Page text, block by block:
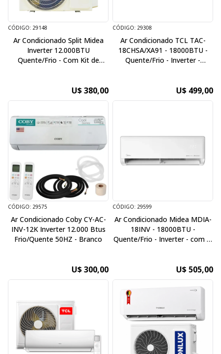
CÓDIGO: 29148
Ar Condicionado Split Midea
Inverter 12.000BTU
Quente/Frio - Com Kit de
U$ 380,00
CÓDIGO: 29308
Ar Condicionado TCL TAC-
18CHSA/XA91 - 18000BTU -
Quente/Frio - Inverter -
U$ 499,00
CÓDIGO: 29575
Ar Condicionado Coby CY-AC-
INV-12K Inverter 12.000 Btus
Frio/Quente 50HZ - Branco
U$ 300,00
CÓDIGO: 29599
Ar Condicionado Midea MDIA-
18INV - 18000BTU -
Quente/Frio - Inverter - com Ai
U$ 505,00